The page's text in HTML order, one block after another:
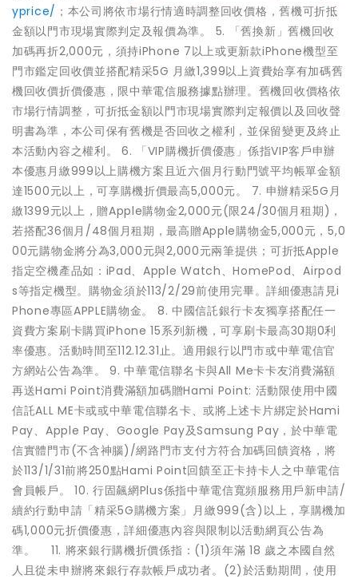
yprice/ ；本公司將依市場行情適時調整回收價格，舊機可折抵
金額以門市現場實際判定及報價為準。 5. 「舊換新」舊機回收
加碼再折2,000元，須持iPhone 7以上或更新款iPhone機型至
門市鑑定回收價並搭配精采5G 月繳1,399以上資費始享有加碼舊
機回收價折價優惠，限中華電信服務據點辦理。舊機回收價格依
市場行情調整，可折抵金額以門市現場實際判定報價以及回收聲
明書為準，本公司保有舊機是否回收之權利，並保留變更及終止
本活動內容之權利。 6. 「VIP購機折價優惠」係指VIP客戶申辦
本優惠月繳999以上購機方案且近六個月行動門號平均帳單金額
達1500元以上，可享購機折價最高5,000元。 7. 申辦精采5G月
繳1399元以上，贈Apple購物金2,000元(限24/30個月租期)，
若搭配36個月/48個月租期，最高贈Apple購物金5,000元，5,0
00元購物金將分為3,000元與2,000元兩筆提供；可折抵Apple
指定空機產品如：iPad、Apple Watch、HomePod、Airpod
s等指定機型。購物金須於113/2/29前使用完畢。詳細優惠請見i
Phone專區APPLE購物金。 8. 中國信託銀行卡友獨享搭配任一
資費方案刷卡購買iPhone 15系列新機，可享刷卡最高30期0利
率優惠。活動時間至112.12.31止。適用銀行以門市或中華電信官
方網站公告為準。 9. 中華電信聯名卡與All Me卡卡友消費滿額
再送Hami Point消費滿額加碼贈Hami Point: 活動限使用中國
信託ALL ME卡或或中華電信聯名卡、或將上述卡片綁定於Hami
Pay、Apple Pay、Google Pay及Samsung Pay，於中華電
信實體門市(不含神腦)/網路門市支付方符合加碼回饋資格，將
於113/1/31前將250點Hami Point回饋至正卡持卡人之中華電信
會員帳戶。 10. 行固飆網Plus係指中華電信寬頻服務用戶新申請/
續約行動申請「精采5G購機方案」月繳999(含)以上，享購機加
碼1,000元折價優惠，詳細優惠內容與限制以活動網頁公告為
準。 11. 將來銀行購機折價係指：(1)須年滿 18 歲之本國自然
人且從未申辦將來銀行存款帳戶成功者。(2)於活動期間，使用